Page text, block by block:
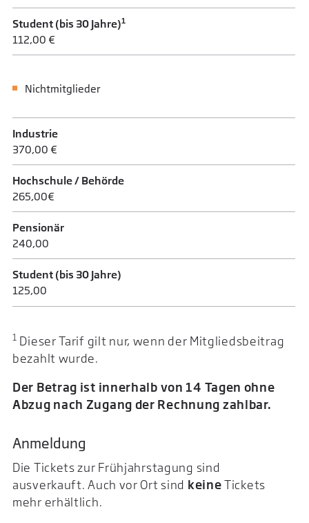
Student (bis 30 Jahre)1
112,00 €
Nichtmitglieder
Industrie
370,00 €
Hochschule / Behörde
265,00€
Pensionär
240,00
Student (bis 30 Jahre)
125,00
1 Dieser Tarif gilt nur, wenn der Mitgliedsbeitrag
bezahlt wurde.
Der Betrag ist innerhalb von 14 Tagen ohne
Abzug nach Zugang der Rechnung zahlbar.
Anmeldung
Die Tickets zur Frühjahrstagung sind
ausverkauft. Auch vor Ort sind keineTickets
mehr erhältlich.